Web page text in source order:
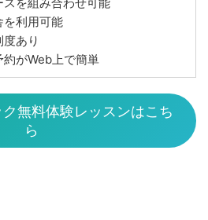
を利用可能
度あり
約がWeb上で簡単
無料体験レッスンはこち
ら